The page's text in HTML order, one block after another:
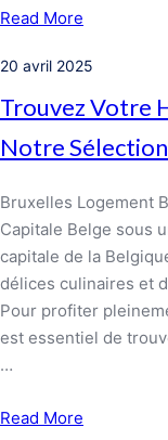
Read More
20 avril 2025
Trouvez Votre
Notre
Bruxelles Logement
Capitale Belge sous
capitale de la
délices culinaires et
Pour profiter
est essentiel de
…
Read More